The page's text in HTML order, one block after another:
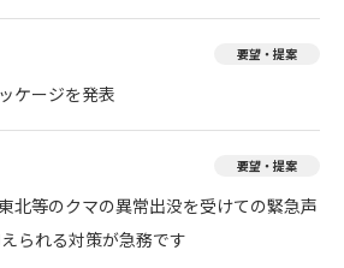
要望・提案
ケージを発表
要望・提案
等のクマの異常出没を受けての緊急声
られる対策が急務です